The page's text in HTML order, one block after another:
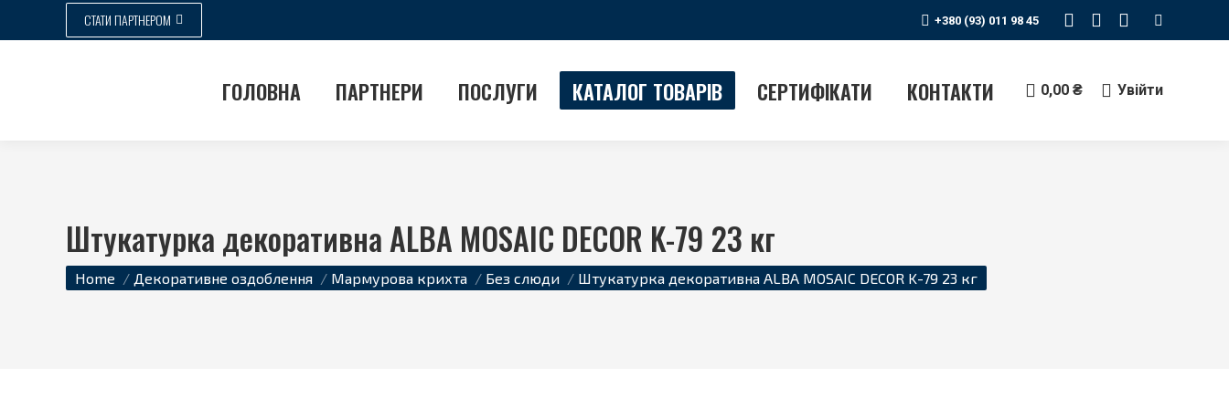
СТАТИ ПАРТНЕРОМ +380 (93) 011 98 45
Instagram
відкривається
у
Telegram
відкривається
у
YouTube
у
Search:
ГОЛОВНА ПАРТНЕРИ ПОСЛУГИ КАТАЛОГ ТОВАРІВ СЕРТИФІКАТИ КОНТАКТИ 0,00₴ Увійти
Штукатурка декоративна ALBA MOSAIC DECOR K-79 23 кг
Ви тут:
Home Декоративне оздоблення Мармурова крихта Без слюди Штукатурка декоративна ALBA MOSAIC DECOR K-79 23 кг